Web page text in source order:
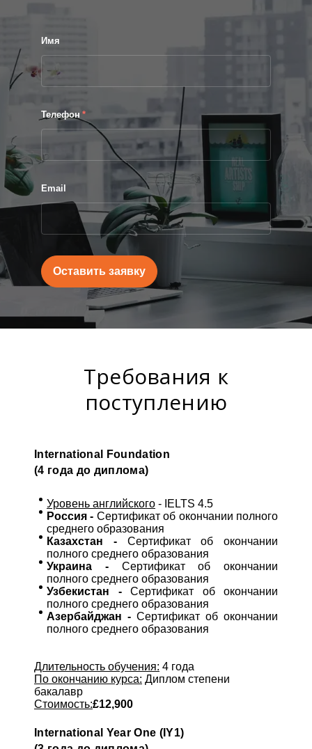
Имя
Телефон *
Email
Оставить заявку
Требования к
поступлению
International Foundation
(4 года до диплома)
Уровень английского - IELTS 4.5
Россия - Сертификат об окончании полного
среднего образования
Казахстан -Сертификат об окончании
полного среднего образования
Украина - Сертификат об окончании
полного среднего образования
Узбекистан -Сертификат об окончании
полного среднего образования
Азербайджан - Сертификат об окончании
полного среднего образования
Длительность обучения: 4 года
По окончанию курса: Диплом степени
бакалавр
Стоимость:£12,900
International Year One (IY1)